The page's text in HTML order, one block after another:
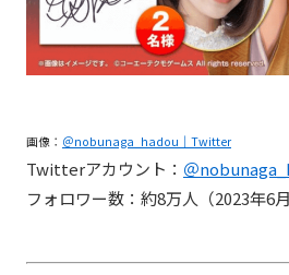
画像： ＠nobunaga_hadou｜Twitter
Twitterアカウント： ＠
フォロワー数：約8万人（2023年6月